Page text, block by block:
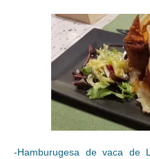
-Hamburugesa de vaca de